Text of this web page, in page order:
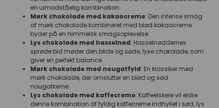
en uimodståelig kombination.
Mørk chokolade med kakaocreme: Den intense smag
af mørk chokolade kombineret med blød kakaocreme
byder på en himmelsk smagsoplevelse.
Lys chokolade med hasselnød: Hasselnøddernes
sprøde bid møder den blide og søde, lyse chokolade, som
giver en perfekt balance.
Mørk chokolade med nougatfyld: En klassiker med
mørk chokolade, der omslutter en blød og sød
nougatkerne.
Lys chokolade med kaffecreme: Kaffeelskere vil elske
denne kombination af fyldig kaffecreme indhyllet i sød, lys